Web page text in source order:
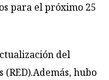
para el próximo 25
del
hubo